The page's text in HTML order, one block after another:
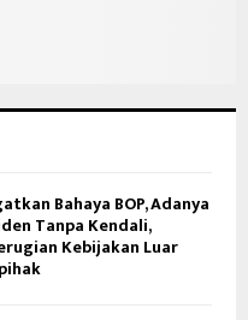
Bahaya BOP, Adanya
Tanpa Kendali,
Kebijakan Luar